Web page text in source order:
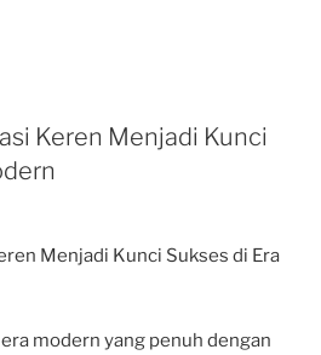
Keren Menjadi Kunci
Menjadi Kunci Sukses di Era
modern yang penuh dengan